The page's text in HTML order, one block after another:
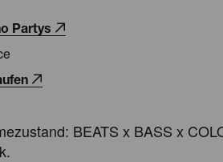
Partys
BEATS x BASS x